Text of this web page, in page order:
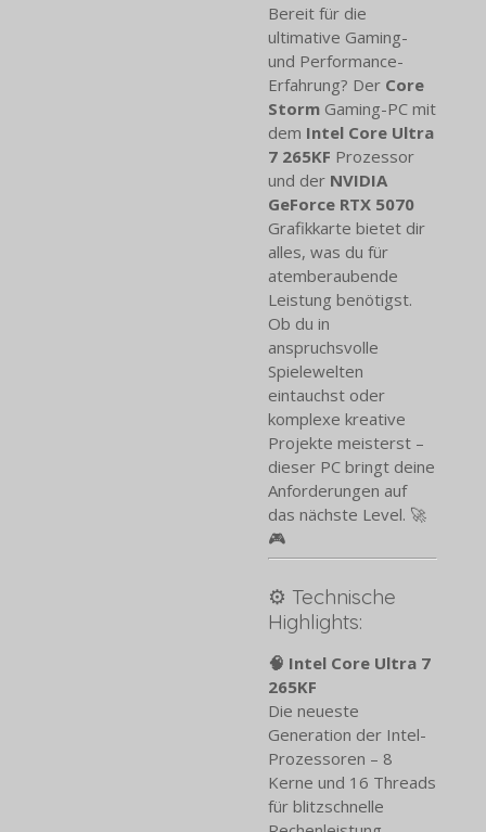
Bereit für die
ultimative Gaming-
und Performance-
Erfahrung? Der Core
Storm Gaming-PC mit
dem Intel Core Ultra
7 265KF Prozessor
und der NVIDIA
GeForce RTX 5070
Grafikkarte bietet dir
alles, was du für
atemberaubende
Leistung benötigst.
Ob du in
anspruchsvolle
Spielewelten
eintauchst oder
komplexe kreative
Projekte meisterst –
dieser PC bringt deine
Anforderungen auf
das nächste Level. 🚀
🎮
⚙️ Technische
Highlights:
🧠 Intel Core Ultra 7
265KF
Die neueste
Generation der Intel-
Prozessoren – 8
Kerne und 16 Threads
für blitzschnelle